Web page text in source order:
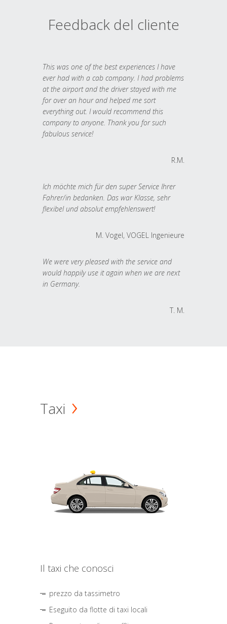
Feedback del cliente
This was one of the best experiences I have
ever had with a cab company. I had problems
at the airport and the driver stayed with me
for over an hour and helped me sort
everything out. I would recommend this
company to anyone. Thank you for such
fabulous service!
R.M.
Ich möchte mich für den super Service Ihrer
Fahrer/in bedanken. Das war Klasse, sehr
flexibel und absolut empfehlenswert!
M. Vogel, VOGEL Ingenieure
We were very pleased with the service and
would happily use it again when we are next
in Germany.
T. M.
Taxi
Il taxi che conosci
prezzo da tassimetro
Eseguito da flotte di taxi locali